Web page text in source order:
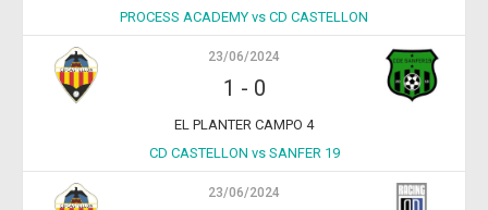
PROCESS ACADEMY vs CD CASTELLON
23/06/2024
1 - 0
EL PLANTER CAMPO 4
CD CASTELLON vs SANFER 19
23/06/2024